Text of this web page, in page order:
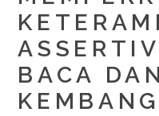
BACA DAN